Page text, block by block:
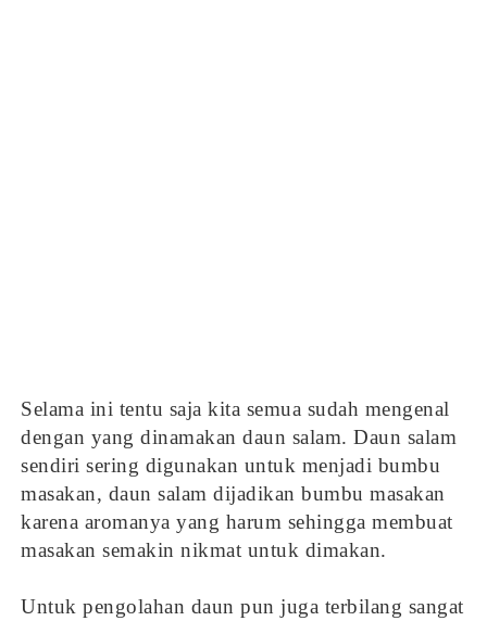
Selama ini tentu saja kita semua sudah mengenal
dengan yang dinamakan daun salam. Daun salam
sendiri sering digunakan untuk menjadi bumbu
masakan, daun salam dijadikan bumbu masakan
karena aromanya yang harum sehingga membuat
masakan semakin nikmat untuk dimakan.
Untuk pengolahan daun pun juga terbilang sangat